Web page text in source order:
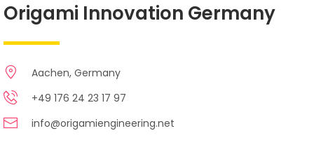
Origami Innovation Germany
Aachen, Germany
+49 176 24 23 17 97
info@origamiengineering.net